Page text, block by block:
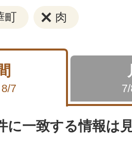
町 肉
7
に一致する情報は